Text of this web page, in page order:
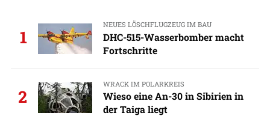
1
NEUES LÖSCHFLUGZEUG IM BAU
DHC-515-Wasserbomber macht
Fortschritte
2
WRACK IM POLARKREIS
Wieso eine An-30 in Sibirien in
der Taiga liegt